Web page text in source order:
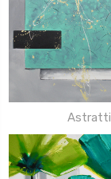
Astratti